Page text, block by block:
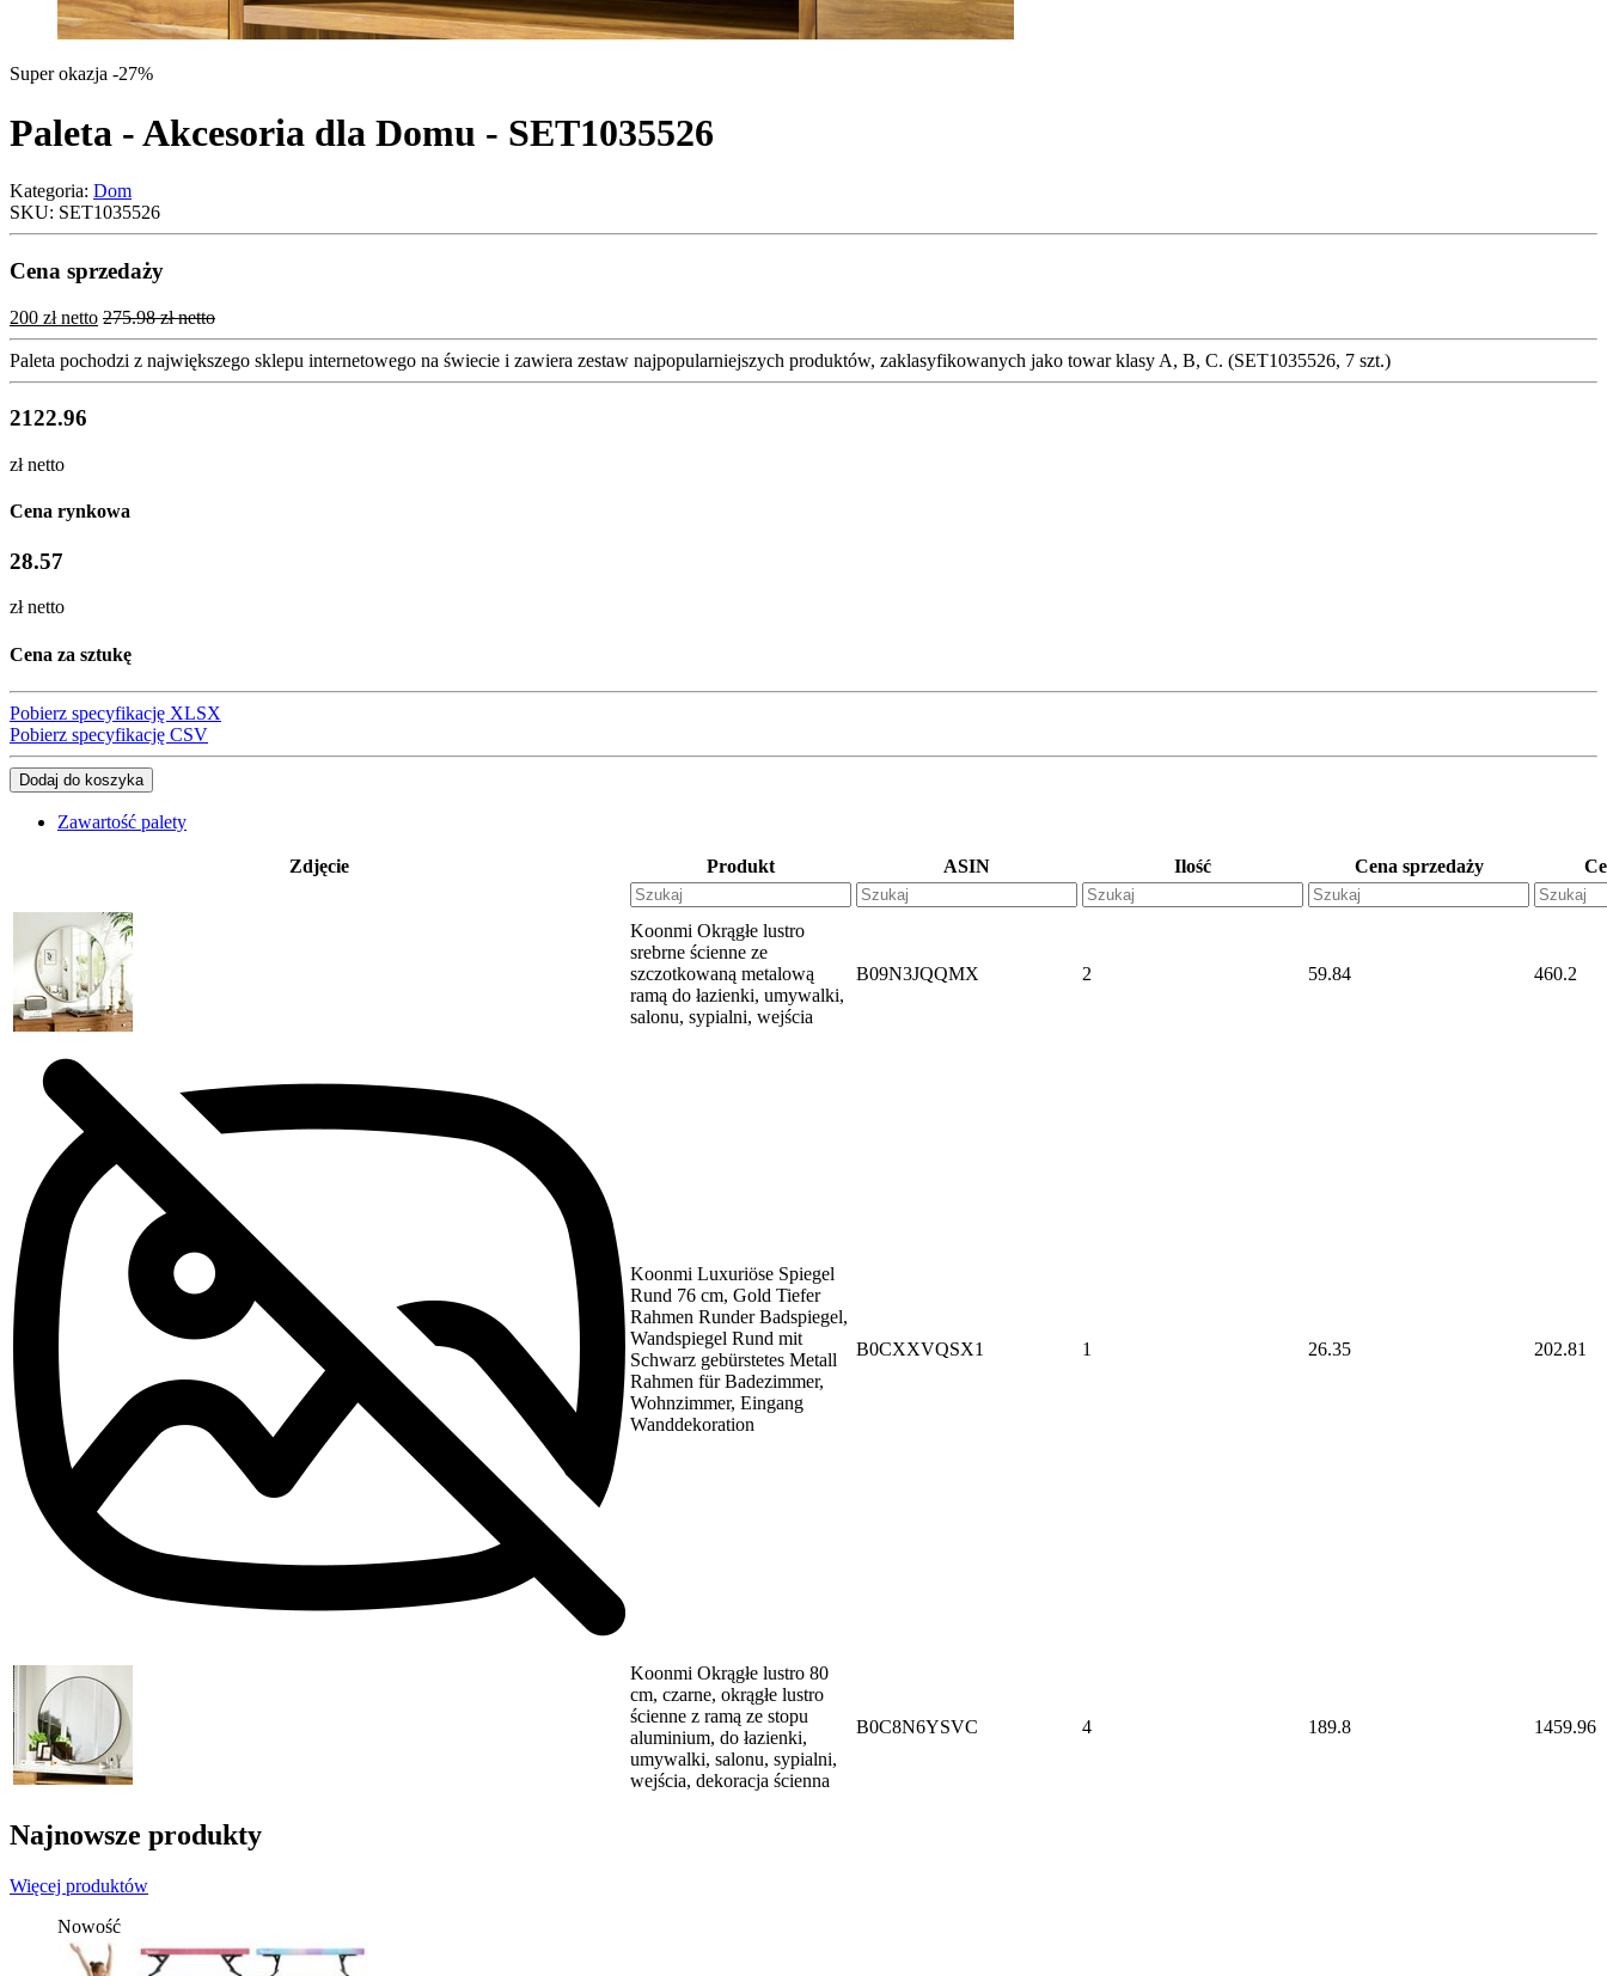
Super okazja -27%
Paleta - Akcesoria dla Domu - SET1035526
Kategoria: Dom
SKU: SET1035526
Cena sprzedaży
200 zł netto 275.98 zł netto
Paleta pochodzi z największego sklepu internetowego na świecie i zawiera zestaw najpopularniejszych produktów, zaklasyfikowanych jako towar klasy A, B, C. (SET1035526, 7 szt.)
2122.96
zł netto
Cena rynkowa
28.57
zł netto
Cena za sztukę
Pobierz specyfikację XLSX
Pobierz specyfikację CSV
Dodaj do koszyka
Zawartość palety
Zdjęcie Produkt ASIN Ilość Cena sprzedaży
Koonmi Okrągłe lustro
srebrne ścienne ze
szczotkowaną metalową
ramą do łazienki, umywalki,
salonu, sypialni, wejścia
B09N3JQQMX 2 59.84 460.2
Koonmi Luxuriöse Spiegel
Rund 76 cm, Gold Tiefer
Rahmen Runder Badspiegel,
Wandspiegel Rund mit
Schwarz gebürstetes Metall
Rahmen für Badezimmer,
Wohnzimmer, Eingang
Wanddekoration
B0CXXVQSX1 1 26.35 202.81
Koonmi Okrągłe lustro 80
cm, czarne, okrągłe lustro
ścienne z ramą ze stopu
aluminium, do łazienki,
umywalki, salonu, sypialni,
wejścia, dekoracja ścienna
B0C8N6YSVC 4 189.8 1459.96
Najnowsze produkty
Więcej produktów
Nowość